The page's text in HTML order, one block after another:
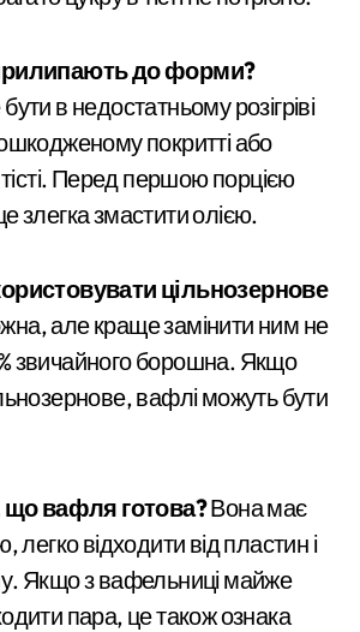
до форми?
в недостатньому розігріві
покритті або
Перед першою порцією
злегка змастити олією.
цільнозернове
але краще замінити ним не
звичайного борошна. Якщо
вафлі можуть бути
що вафля готова?Вона має
легко відходити від пластин і
Якщо з вафельниці майже
пара, це також ознака